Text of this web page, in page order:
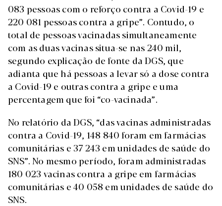
083 pessoas com o reforço contra a Covid-19 e
220 081 pessoas contra a gripe”. Contudo, o
total de pessoas vacinadas simultaneamente
com as duas vacinas situa-se nas 240 mil,
segundo explicação de fonte da DGS, que
adianta que há pessoas a levar só a dose contra
a Covid-19 e outras contra a gripe e uma
percentagem que foi “co-vacinada”.
No relatório da DGS, “das vacinas administradas
contra a Covid-19, 148 840 foram em farmácias
comunitárias e 37 243 em unidades de saúde do
SNS”. No mesmo período, foram administradas
180 023 vacinas contra a gripe em farmácias
comunitárias e 40 058 em unidades de saúde do
SNS.